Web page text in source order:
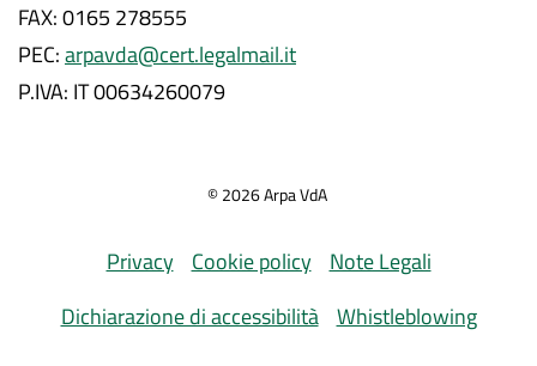
FAX: 0165 278555
PEC:arpavda@cert.legalmail.it
P.IVA: IT 00634260079
©2026Arpa VdA
Privacy Cookie policy
Note Legali
Dichiarazione di accessibilità Whistleblowing